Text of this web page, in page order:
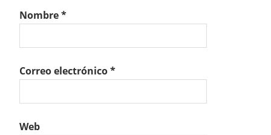
Nombre*
Correo electrónico*
Web